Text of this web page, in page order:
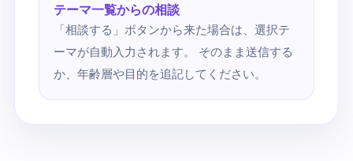
テーマ一覧からの相談
「相談する」ボタンから来た場合は、選択テ
ーマが自動入力されます。 そのまま送信する
か、年齢層や目的を追記してください。